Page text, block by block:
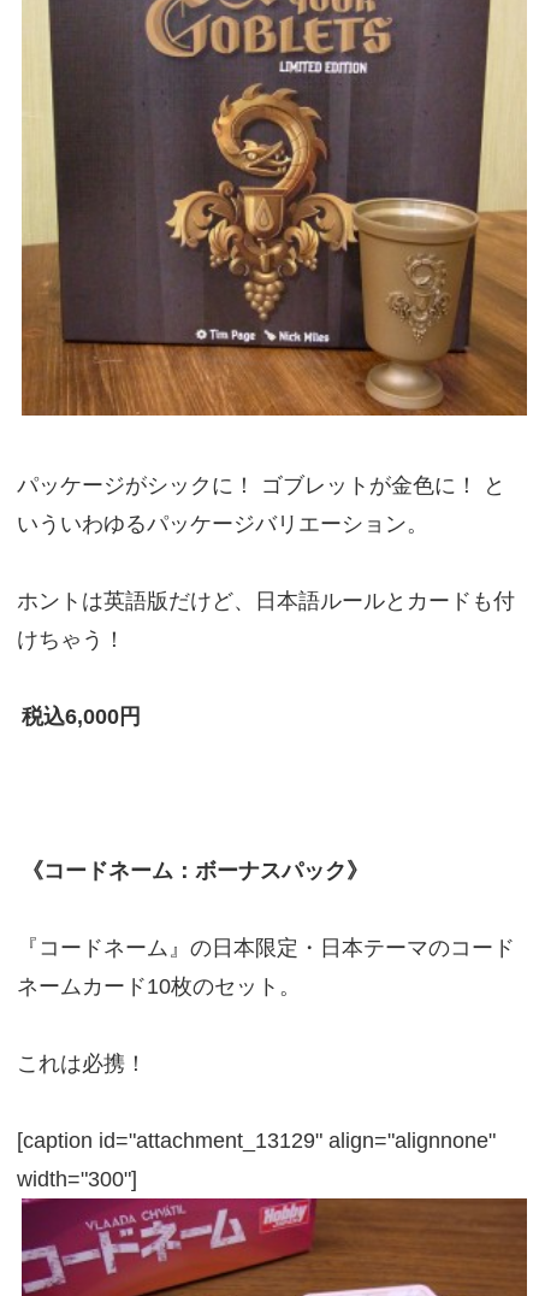
パッケージがシックに！ ゴブレットが金色に！ と
いういわゆるパッケージバリエーション。
ホントは英語版だけど、日本語ルールとカードも付
けちゃう！
税込6,000円
《コードネーム：ボーナスパック》
『コードネーム』の日本限定・日本テーマのコード
ネームカード10枚のセット。
これは必携！
[caption id="attachment_13129" align="alignnone"
width="300"]